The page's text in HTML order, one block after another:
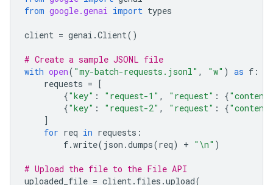
from google.genai import types
client = genai .Client()
# Create a sample JSONL file
with open( "my-batch-requests.jsonl" , "w" ) as f :
requests = [
{"key" : "request-1" , "request" : {
{"key" : "request-2" , "request" : {
]
for req in requests :
f.write( json .dumps(req) + " \n" )
# Upload the file to the File API
uploaded_file = client. files .upload(